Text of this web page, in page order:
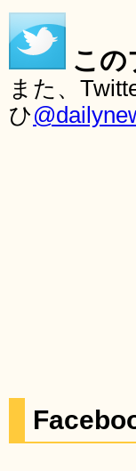
この
また、
ひ